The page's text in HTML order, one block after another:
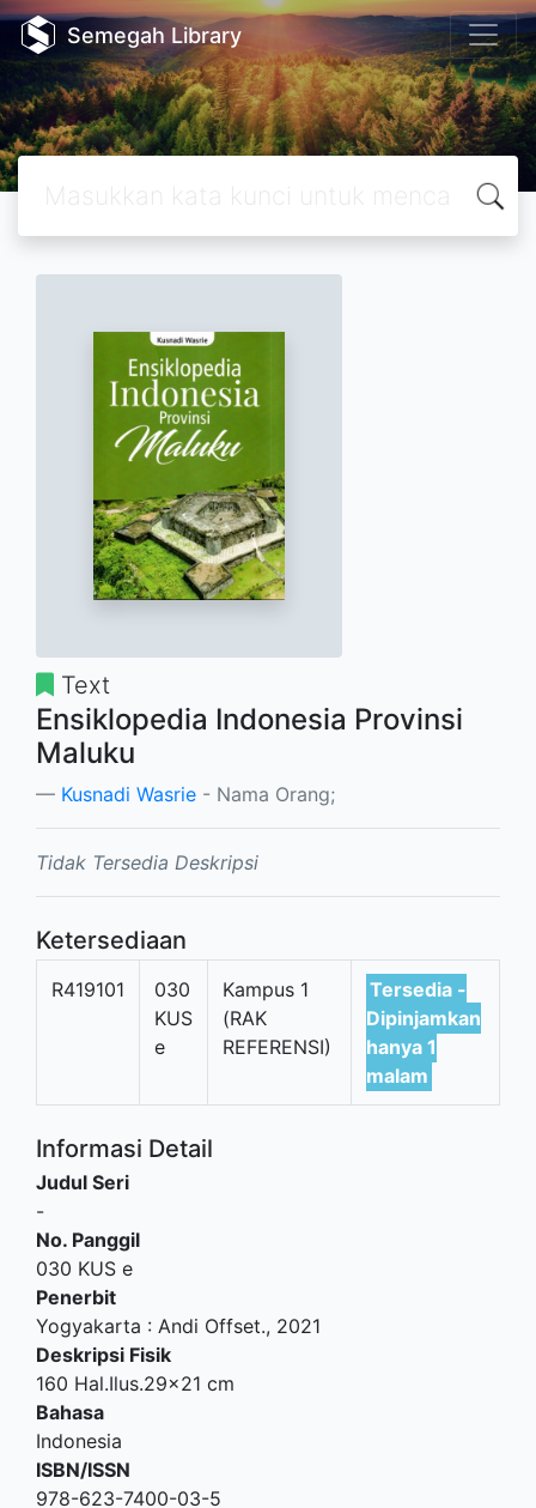
Semegah Library
Text
Ensiklopedia Indonesia Provinsi
Maluku
Kusnadi Wasrie - Nama Orang;
Tidak Tersedia Deskripsi
Ketersediaan
R419101
030
KUS
e
Kampus 1
(RAK
REFERENSI)
Tersedia -
Dipinjamkan
hanya 1
malam
Informasi Detail
Judul Seri
-
No. Panggil
030 KUS e
Penerbit
Yogyakarta : Andi Offset., 2021
Deskripsi Fisik
160 Hal.Ilus.29x21 cm
Bahasa
Indonesia
ISBN/ISSN
978-623-7400-03-5